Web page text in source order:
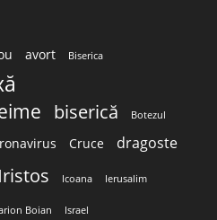
avort Biserica
biserică Botezul
Cruce dragoste
Icoana Ierusalim
Boian Israel